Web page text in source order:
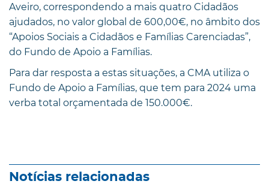
Aveiro, correspondendo a mais quatro Cidadãos
ajudados, no valor global de 600,00€, no âmbito dos
“Apoios Sociais a Cidadãos e Famílias Carenciadas”,
do Fundo de Apoio a Famílias.
Para dar resposta a estas situações, a CMA utiliza o
Fundo de Apoio a Famílias, que tem para 2024 uma
verba total orçamentada de 150.000€.
Notícias relacionadas